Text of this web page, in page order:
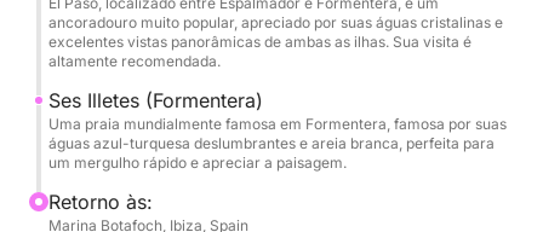
cativado pelas suas águas rasas e turquesas e pela
fina areia branca, oferecendo a oportunidade
perfeita para um mergulho refrescante ou
simplesmente para apreciar a paisagem icônica
antes de retornar a Ibiza. Este itinerário prioriza a
experiência da beleza incomparável de Illetes ao
ancoradouro muito popular, apreciado por suas águas cristalinas e
excelentes vistas panorâmicas de ambas as ilhas. Sua visita é
altamente recomendada.
Ses Illetes (Formentera)
Uma praia mundialmente famosa em Formentera, famosa por suas
águas azul-turquesa deslumbrantes e areia branca, perfeita para
um mergulho rápido e apreciar a paisagem.
Retorno às:
Marina Botafoch, Ibiza, Spain